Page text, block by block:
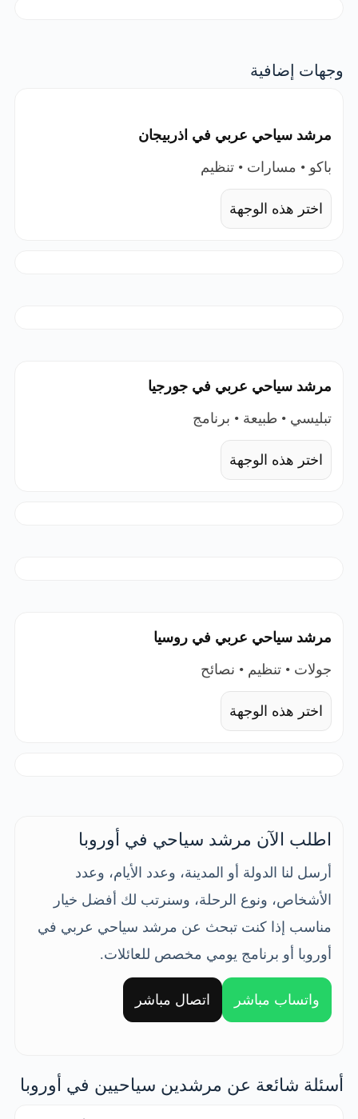
وجهات إضافية
مرشد سياحي عربي في اذربيجان
باكو • مسارات • تنظيم
اختر هذه الوجهة
مرشد سياحي عربي في جورجيا
تبليسي • طبيعة • برنامج
اختر هذه الوجهة
مرشد سياحي عربي في روسيا
جولات • تنظيم • نصائح
اختر هذه الوجهة
اطلب الآن مرشد سياحي في أوروبا
أرسل لنا الدولة أو المدينة، وعدد الأيام، وعدد
الأشخاص، ونوع الرحلة، وسنرتب لك أفضل خيار
مناسب إذا كنت تبحث عن مرشد سياحي عربي في
أوروبا أو برنامج يومي مخصص للعائلات.
واتساب مباشر اتصال مباشر
أسئلة شائعة عن مرشدين سياحيين في أوروبا